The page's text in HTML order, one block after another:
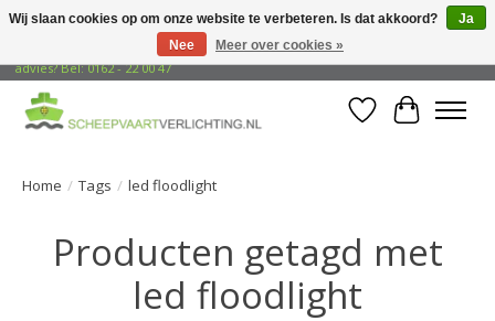
Gratis verzending naar adressen in Nederland! Opzoek naar vrijblijvend
advies? Bel: 0162 - 22 00 47
Verlanglijst
Home / Tags / led floodlight
Producten getagd met
led floodlight
Wij slaan cookies op om onze website te verbeteren. Is dat akkoord?
Ja
Nee
Meer over cookies »